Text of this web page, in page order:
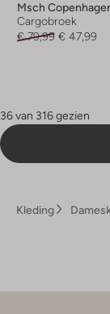
Msch
Cargobroek
€ 79,99 € 47,99
36 van 316 gezien
Kleding